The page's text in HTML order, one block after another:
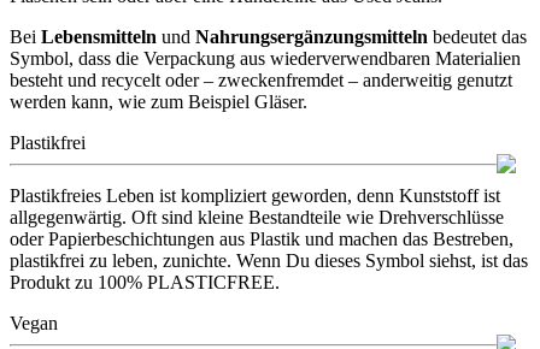
Bei Lebensmitteln und Nahrungsergänzungsmitteln bedeutet das
Symbol, dass die Verpackung aus wiederverwendbaren Materialien
besteht und recycelt oder – zweckenfremdet – anderweitig genutzt
werden kann, wie zum Beispiel Gläser.
Plastikfrei
Plastikfreies Leben ist kompliziert geworden, denn Kunststoff ist
allgegenwärtig. Oft sind kleine Bestandteile wie Drehverschlüsse
oder Papierbeschichtungen aus Plastik und machen das Bestreben,
plastikfrei zu leben, zunichte. Wenn Du dieses Symbol siehst, ist das
Produkt zu 100% PLASTICFREE.
Vegan